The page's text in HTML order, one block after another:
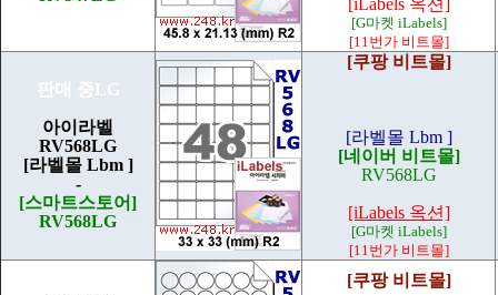
[G마켓 iLabels]
[11번가 비트몰]
판매 중LG
아이라벨
RV568LG
[라벨몰 Lbm ]
-
[스마트스토어]
RV568LG
[쿠팡 비트몰]
[라벨몰 Lbm ]
[네이버 비트몰]
RV568LG
[iLabels 옥션]
[G마켓 iLabels]
[11번가 비트몰]
[쿠팡 비트몰]